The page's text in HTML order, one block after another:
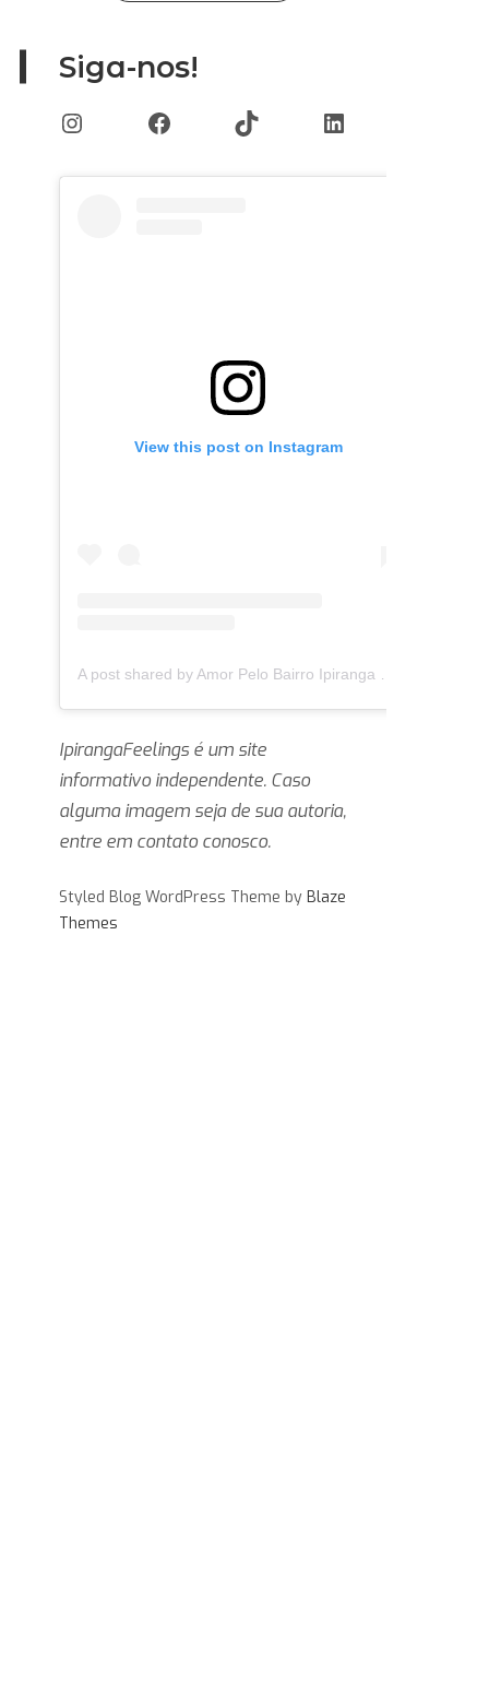
Siga-nos!
InstagramFacebookTikTok LinkedIn
View this post on Instagram
IpirangaFeelings é um site
informativo independente. Caso
alguma imagem seja de sua autoria,
entre em contato conosco.
Styled Blog WordPress Theme by Blaze
Themes